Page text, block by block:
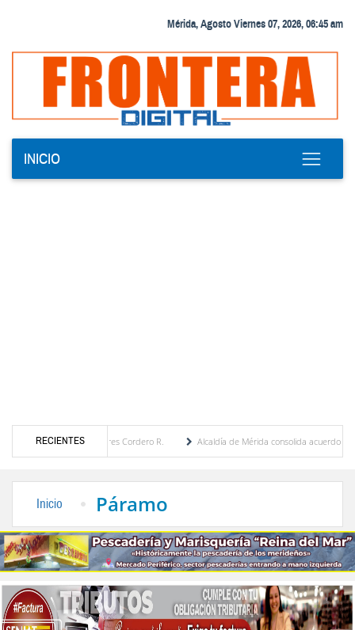
Mérida, Agosto Viernes 07, 2026, 06:45 am
INICIO
RECIENTES
Eugenia Febres Cordero R.
Alcaldía de Mérida consolida acuerdos con
Inicio Páramo